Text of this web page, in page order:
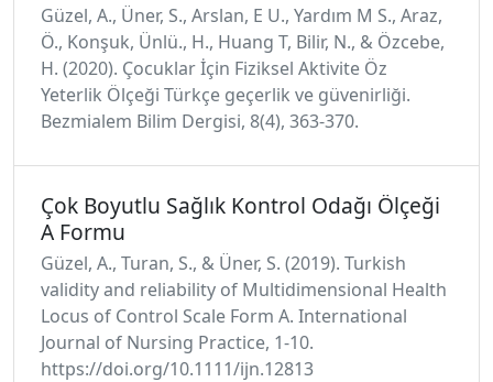
Güzel, A., Üner, S., Arslan, E U., Yardım M S., Araz,
Ö., Konşuk, Ünlü., H., Huang T, Bilir, N., & Özcebe,
H. (2020). Çocuklar İçin Fiziksel Aktivite Öz
Yeterlik Ölçeği Türkçe geçerlik ve güvenirliği.
Bezmialem Bilim Dergisi, 8(4), 363-370.
Çok Boyutlu Sağlık Kontrol Odağı Ölçeği
A Formu
Güzel, A., Turan, S., & Üner, S. (2019). Turkish
validity and reliability of Multidimensional Health
Locus of Control Scale Form A. International
Journal of Nursing Practice, 1-10.
https://doi.org/10.1111/ijn.12813